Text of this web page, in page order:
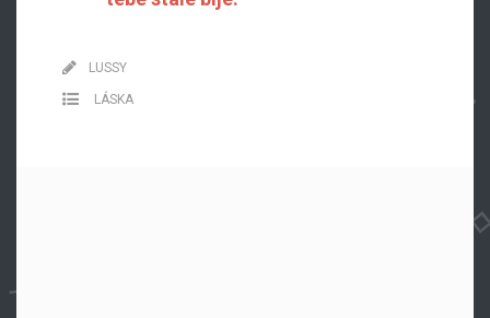
LUSSY
LÁSKA